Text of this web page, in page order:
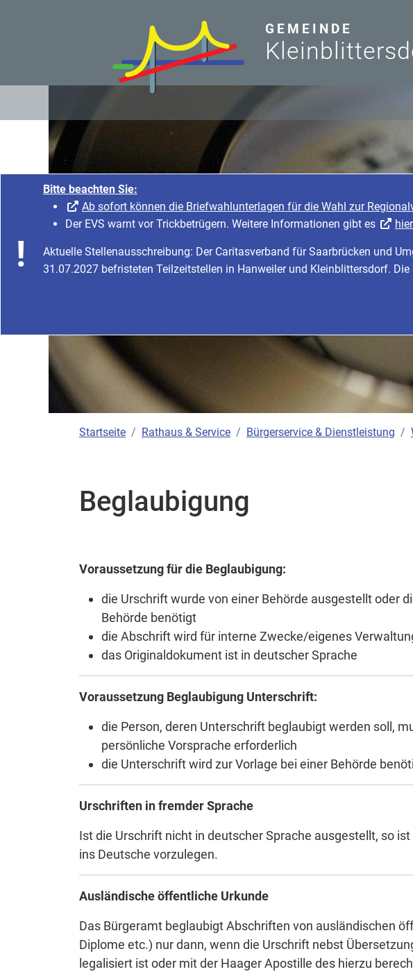
Bitte beachten Sie:
Ab sofort können die Briefwahlunterlagen für die Wahl zur
Der EVS warnt vor Trickbetrügern. Weitere Informationen gibt es
hier
Aktuelle Stellenausschreibung: Der Caritasverband für Saarbrücken und
31.07.2027 befristeten Teilzeitstellen in Hanweiler und Kleinblittersdorf.
GEMEINDE
Startseite Rathaus & Service Bürgerservice & Dienstleistung
Beglaubigung
Voraussetzung für die Beglaubigung:
die Urschrift wurde von einer Behörde ausgestellt oder
Behörde benötigt
die Abschrift wird für interne Zwecke/eigenes
das Originaldokument ist in deutscher Sprache
Voraussetzung Beglaubigung Unterschrift:
die Person, deren Unterschrift beglaubigt werden soll,
persönliche Vorsprache erforderlich
die Unterschrift wird zur Vorlage bei einer Behörde
Urschriften in fremder Sprache
Ist die Urschrift nicht in deutscher Sprache ausgestellt, so
ins Deutsche vorzulegen.
Ausländische öffentliche Urkunde
Das Bürgeramt beglaubigt Abschriften von ausländischen
Diplome etc.) nur dann, wenn die Urschrift nebst
legalisiert ist oder mit der Haager Apostille des hierzu